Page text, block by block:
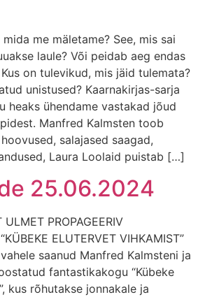
me mäletame? See, mis sai
laule? Või peidab aeg endas
on tulevikud, mis jäid tulemata?
unistused? Kaarnakirjas-sarja
heaks ühendame vastakad jõud
Manfred Kalmsten toob
salajased saagad,
Laura Loolaid puistab […]
25.06.2024
PROPAGEERIV
ELUTERVET VIHKAMIST”
saanud Manfred Kalmsteni ja
fantastikakogu “Kübeke
kus rõhutakse jonnakale ja